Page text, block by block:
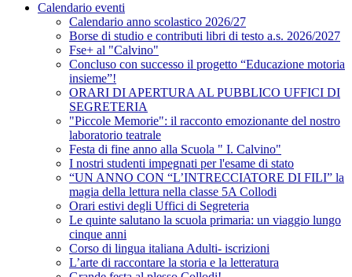
Calendario eventi
Calendario anno scolastico 2026/27
Borse di studio e contributi libri di testo a.s. 2026/2027
Fse+ al "Calvino"
Concluso con successo il progetto “Educazione motoria
insieme”!
ORARI DI APERTURA AL PUBBLICO UFFICI DI
SEGRETERIA
"Piccole Memorie": il racconto emozionante del nostro
laboratorio teatrale
Festa di fine anno alla Scuola " I. Calvino"
I nostri studenti impegnati per l'esame di stato
“UN ANNO CON “L’INTRECCIATORE DI FILI” la
magia della lettura nella classe 5A Collodi
Orari estivi degli Uffici di Segreteria
Le quinte salutano la scuola primaria: un viaggio lungo
cinque anni
Corso di lingua italiana Adulti- iscrizioni
L’arte di raccontare la storia e la letteratura